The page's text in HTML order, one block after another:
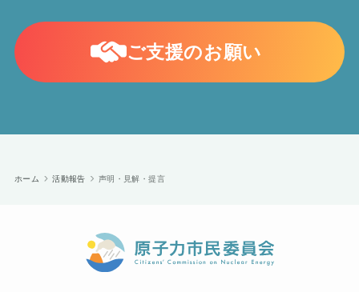
ご支援のお願い
ホーム 活動報告 声明・見解・提言